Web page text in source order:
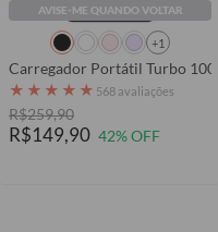
Carregador Portátil Fast Charge - Clear
AVISE-ME QUANDO VOLTAR
+1
Carregador Portátil Turbo
★ ★ ★ ★ ★ 568 avaliações
R$259,90
R$149,90 42% OFF